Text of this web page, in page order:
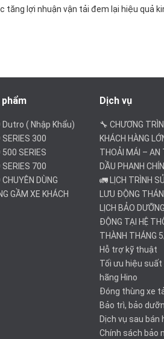
lợi nhuận vận tải đem lại hiệu quả
phẩm
Dutro ( Nhập Khẩu)
SERIES 300
500 SERIES
SERIES 700
CHUYÊN DÙNG
GẦM XE KHÁCH
Dịch vụ
🔧 CHƯƠNG
KHÁCH HÀNG
THOẢI MÁI – AN
DẦU PHANH
🚛 LỊCH TRÌNH
LƯU ĐỘNG
LỊCH BẢO
ĐỘNG TẠI HỆ
THÀNH THÁNG
Hỗ trợ kỹ thuật
Tối ưu hiệu
hãng Hino
Đóng thùng xe
Bảo trì, bảo
Dịch vụ sau bán
Chính sách bảo